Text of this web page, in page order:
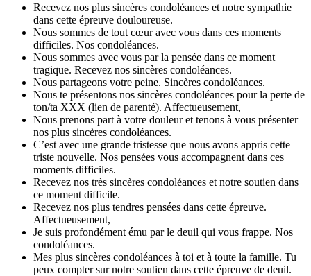
Recevez nos plus sincères condoléances et notre sympathie
dans cette épreuve douloureuse.
Nous sommes de tout cœur avec vous dans ces moments
difficiles. Nos condoléances.
Nous sommes avec vous par la pensée dans ce moment
tragique. Recevez nos sincères condoléances.
Nous partageons votre peine. Sincères condoléances.
Nous te présentons nos sincères condoléances pour la perte de
ton/ta XXX (lien de parenté). Affectueusement,
Nous prenons part à votre douleur et tenons à vous présenter
nos plus sincères condoléances.
C’est avec une grande tristesse que nous avons appris cette
triste nouvelle. Nos pensées vous accompagnent dans ces
moments difficiles.
Recevez nos très sincères condoléances et notre soutien dans
ce moment difficile.
Recevez nos plus tendres pensées dans cette épreuve.
Affectueusement,
Je suis profondément ému par le deuil qui vous frappe. Nos
condoléances.
Mes plus sincères condoléances à toi et à toute la famille. Tu
peux compter sur notre soutien dans cette épreuve de deuil.